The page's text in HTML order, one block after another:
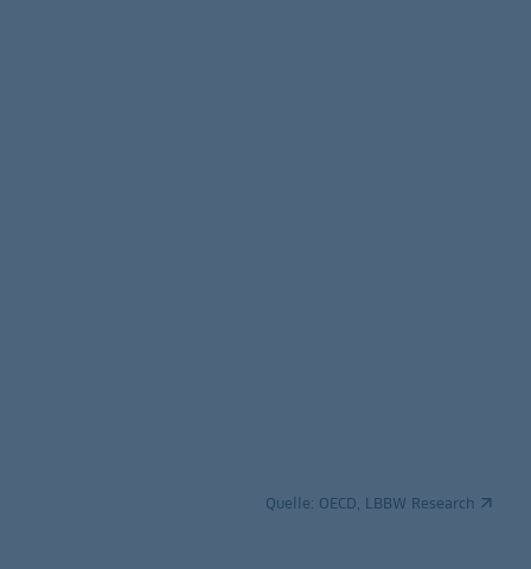
Quelle: OECD, LBBW Research